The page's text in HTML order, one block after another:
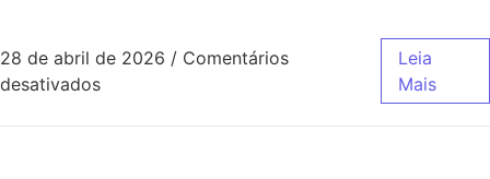
28 de abril de 2026 / Comentários
desativados
Leia
Mais